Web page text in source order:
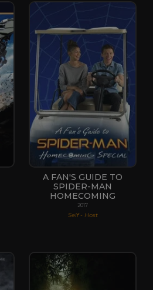
A FAN'S GUIDE TO
SPIDER-MAN
HOMECOMING
2017
Self - Host